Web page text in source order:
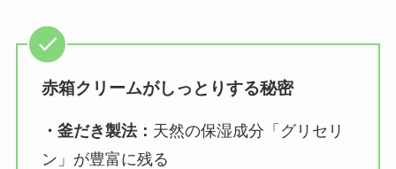
赤箱クリームがしっとりする秘密
・釜だき製法： 天然の保湿成分「グリセリ
ン」が豊富に残る